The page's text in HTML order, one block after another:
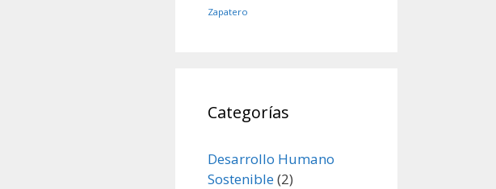
Zapatero
Categorías
Desarrollo Humano
Sostenible(2)